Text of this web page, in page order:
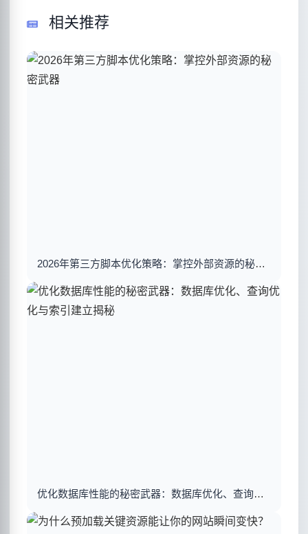
相关推荐
2026年第三方脚本优化策略：掌控外部资源的秘密武器
优化数据库性能的秘密武器：数据库优化、查询优化与索引建立揭秘